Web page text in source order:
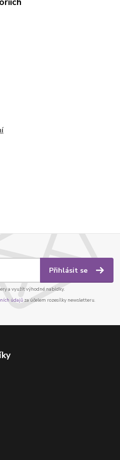
Přihlásit se
a využít výhodné nabídky.
údajůza účelem rozesílky newsletteru.